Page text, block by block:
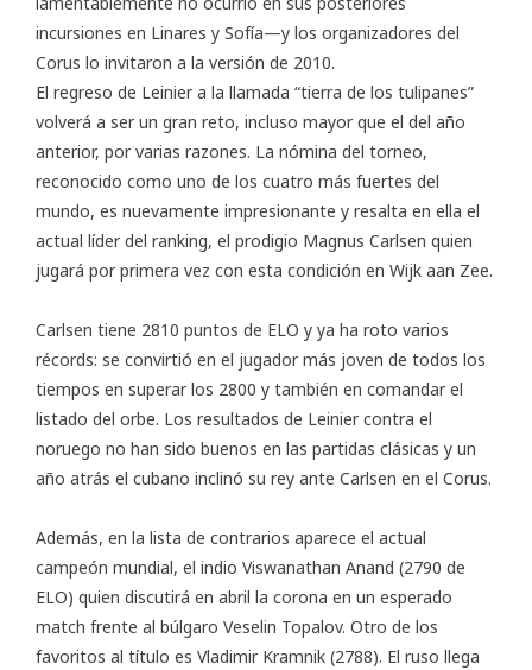
incursiones en Linares y Sofía—y los organizadores del
Corus lo invitaron a la versión de 2010.
El regreso de Leinier a la llamada “tierra de los tulipanes”
volverá a ser un gran reto, incluso mayor que el del año
anterior, por varias razones. La nómina del torneo,
reconocido como uno de los cuatro más fuertes del
mundo, es nuevamente impresionante y resalta en ella el
actual líder del ranking, el prodigio Magnus Carlsen quien
jugará por primera vez con esta condición en Wijk aan Zee.
Carlsen tiene 2810 puntos de ELO y ya ha roto varios
récords: se convirtió en el jugador más joven de todos los
tiempos en superar los 2800 y también en comandar el
listado del orbe. Los resultados de Leinier contra el
noruego no han sido buenos en las partidas clásicas y un
año atrás el cubano inclinó su rey ante Carlsen en el Corus.
Además, en la lista de contrarios aparece el actual
campeón mundial, el indio Viswanathan Anand (2790 de
ELO) quien discutirá en abril la corona en un esperado
match frente al búlgaro Veselin Topalov. Otro de los
favoritos al título es Vladimir Kramnik (2788). El ruso llega